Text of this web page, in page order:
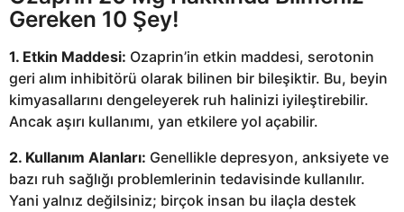
Gereken 10 Şey!
1. Etkin Maddesi: Ozaprin’in etkin maddesi, serotonin
geri alım inhibitörü olarak bilinen bir bileşiktir. Bu, beyin
kimyasallarını dengeleyerek ruh halinizi iyileştirebilir.
Ancak aşırı kullanımı, yan etkilere yol açabilir.
2. Kullanım Alanları: Genellikle depresyon, anksiyete ve
bazı ruh sağlığı problemlerinin tedavisinde kullanılır.
Yani yalnız değilsiniz; birçok insan bu ilaçla destek